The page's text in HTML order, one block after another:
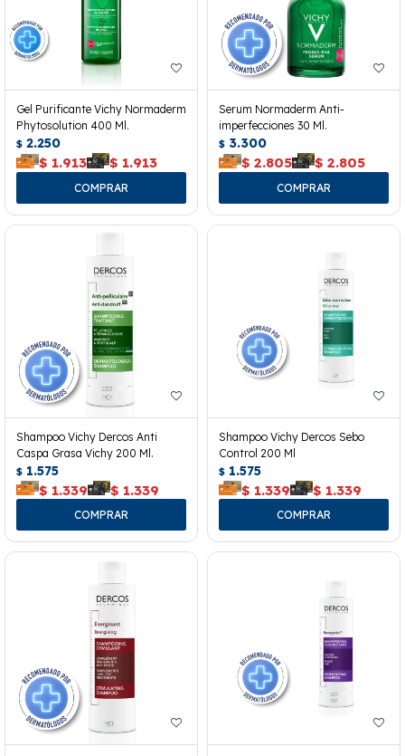
Gel Purificante Vichy Normaderm
Phytosolution 400 Ml.
$ 2.250
$ 1.913 $ 1.913
Serum Normaderm Anti-
imperfecciones 30 Ml.
$ 3.300
$ 2.805 $ 2.805
Shampoo Vichy Dercos Anti
Caspa Grasa Vichy 200 Ml.
$ 1.575
$ 1.339 $ 1.339
Shampoo Vichy Dercos Sebo
Control 200 Ml
$ 1.575
$ 1.339 $ 1.339